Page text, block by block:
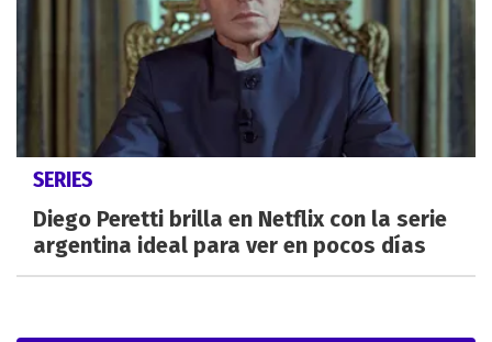
SERIES
Diego Peretti brilla en Netflix con la serie
argentina ideal para ver en pocos días